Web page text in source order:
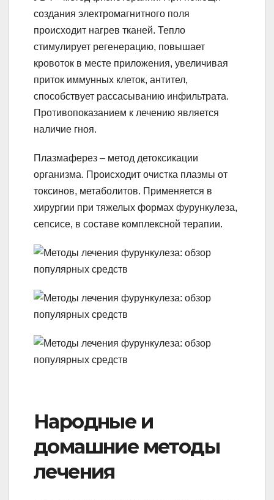
создания электромагнитного поля
происходит нагрев тканей. Тепло
стимулирует регенерацию, повышает
кровоток в месте приложения, увеличивая
приток иммунных клеток, антител,
способствует рассасыванию инфильтрата.
Противопоказанием к лечению является
наличие гноя.
Плазмаферез – метод детоксикации
организма. Происходит очистка плазмы от
токсинов, метаболитов. Применяется в
хирургии при тяжелых формах фурункулеза,
сепсисе, в составе комплексной терапии.
Народные и
домашние методы
лечения